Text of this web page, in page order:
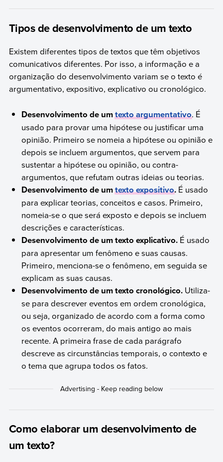
Tipos de desenvolvimento de um texto
Existem diferentes tipos de textos que têm objetivos
comunicativos diferentes. Por isso, a informação e a
organização do desenvolvimento variam se o texto é
argumentativo, expositivo, explicativo ou cronológico.
Desenvolvimento de umtexto argumentativo. É
usado para provar uma hipótese ou justificar uma
opinião. Primeiro se nomeia a hipótese ou opinião e
depois se incluem argumentos, que servem para
sustentar a hipótese ou opinião, ou contra-
argumentos, que refutam outras ideias ou teorias.
Desenvolvimento de umtexto expositivo. É usado
para explicar teorias, conceitos e casos. Primeiro,
nomeia-se o que será exposto e depois se incluem
descrições e características.
Desenvolvimento de um texto explicativo. É usado
para apresentar um fenômeno e suas causas.
Primeiro, menciona-se o fenômeno, em seguida se
explicam as suas causas.
Desenvolvimento de um texto cronológico. Utiliza-
se para descrever eventos em ordem cronológica,
ou seja, organizado de acordo com a forma como
os eventos ocorreram, do mais antigo ao mais
recente. A primeira frase de cada parágrafo
descreve as circunstâncias temporais, o contexto e
o tema que agrupa todos os fatos.
Como elaborar um desenvolvimento de
um texto?